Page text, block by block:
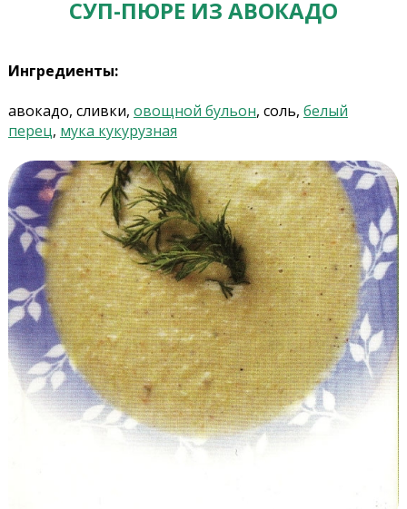
СУП-ПЮРЕ ИЗ АВОКАДО
Ингредиенты:
авокадо, сливки, овощной бульон, соль, белый
перец, мука кукурузная